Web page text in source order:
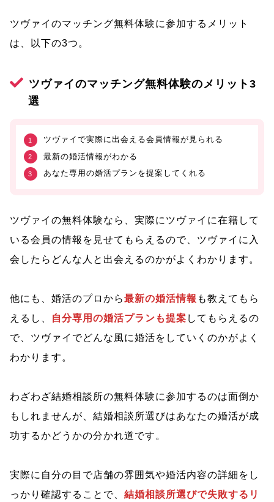
ツヴァイのマッチング無料体験に参加するメリット
は、以下の3つ。
ツヴァイのマッチング無料体験のメリット3
選
ツヴァイで実際に出会える会員情報が見られる
最新の婚活情報がわかる
あなた専用の婚活プランを提案してくれる
ツヴァイの無料体験なら、実際にツヴァイに在籍して
いる会員の情報を見せてもらえるので、ツヴァイに入
会したらどんな人と出会えるのかがよくわかります。
他にも、婚活のプロから最新の婚活情報 も教えてもら
えるし、
自分専用の婚活プランも提案 してもらえるの
で、ツヴァイでどんな風に婚活をしていくのかがよく
わかります。
わざわざ結婚相談所の無料体験に参加するのは面倒か
もしれませんが、結婚相談所選びはあなたの婚活が成
功するかどうかの分かれ道です。
実際に自分の目で店舗の雰囲気や婚活内容の詳細をし
っかり確認することで、 結婚相談所選びで失敗するリ